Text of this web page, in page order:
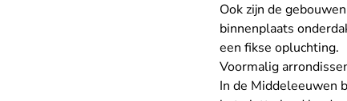
Ook zijn de
binnenplaats
een fikse opluchting.
Voormalig
In de Middeleeuwen